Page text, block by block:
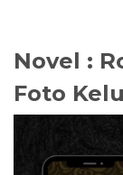
Novel :
Foto